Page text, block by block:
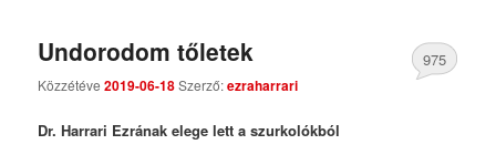
Undorodom tőletek
Közzétéve2019-06-18Szerző:ezraharrari
975
Dr. Harrari Ezrának elege lett a szurkolókból